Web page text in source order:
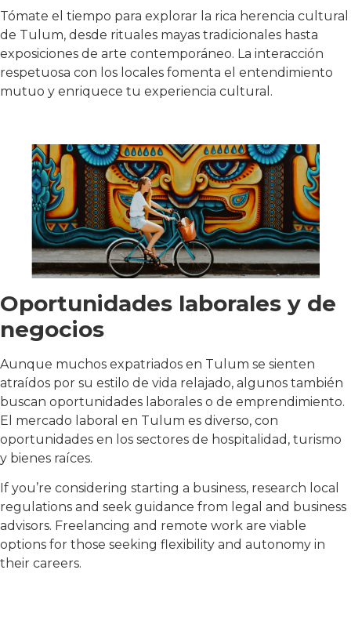
Tómate el tiempo para explorar la rica herencia cultural
de Tulum, desde rituales mayas tradicionales hasta
exposiciones de arte contemporáneo. La interacción
respetuosa con los locales fomenta el entendimiento
mutuo y enriquece tu experiencia cultural.
Oportunidades laborales y de
negocios
Aunque muchos expatriados en Tulum se sienten
atraídos por su estilo de vida relajado, algunos también
buscan oportunidades laborales o de emprendimiento.
El mercado laboral en Tulum es diverso, con
oportunidades en los sectores de hospitalidad, turismo
y bienes raíces.
If you’re considering starting a business, research local
regulations and seek guidance from legal and business
advisors. Freelancing and remote work are viable
options for those seeking flexibility and autonomy in
their careers.